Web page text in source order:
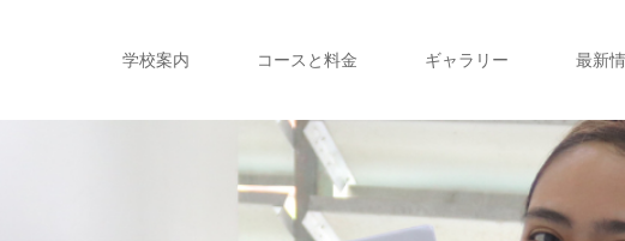
学校案内 コースと料金 ギャラリー 最新